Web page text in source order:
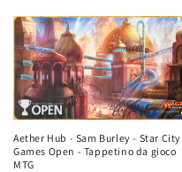
listino
Aether Hub - Sam Burley - Star City
Games Open - Tappetino da gioco
MTG